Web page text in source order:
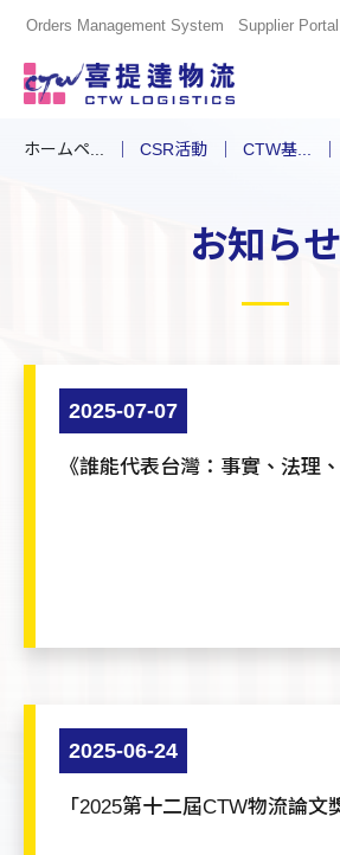
Orders Management System Supplier Portal
ホームペ... CSR活動 CTW基...
お知らせ
2025-07-07
《誰能代表台灣：事實、法理
2025-06-24
「2025第十二屆CTW物流論文